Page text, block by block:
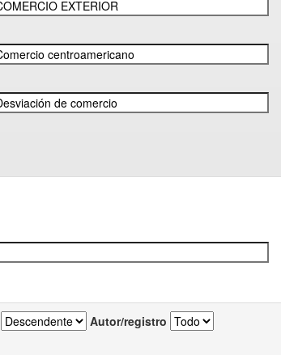
Autor/registro